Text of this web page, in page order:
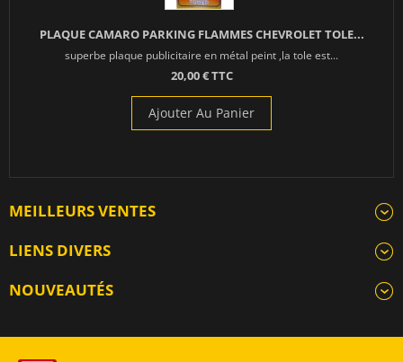
PLAQUE CAMARO PARKING FLAMMES CHEVROLET TOLE...
superbe plaque publicitaire en métal peint ,la tole est...
20,00 € TTC
Ajouter Au Panier
MEILLEURS VENTES
LIENS DIVERS
NOUVEAUTÉS